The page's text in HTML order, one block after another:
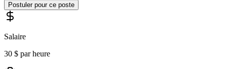
Postuler pour ce poste
Salaire
30 $ par heure